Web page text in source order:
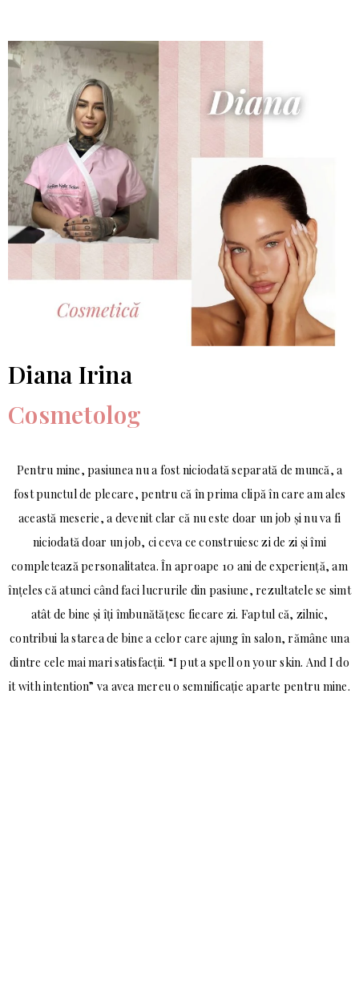
Diana Irina
Cosmetolog
Pentru mine, pasiunea nu a fost niciodată separată de muncă, a
fost punctul de plecare, pentru că în prima clipă în care am ales
această meserie, a devenit clar că nu este doar un job și nu va fi
niciodată doar un job, ci ceva ce construiesc zi de zi și îmi
completează personalitatea. În aproape 10 ani de experiență, am
înțeles că atunci când faci lucrurile din pasiune, rezultatele se simt
atât de bine și îți îmbunătățesc fiecare zi. Faptul că, zilnic,
contribui la starea de bine a celor care ajung în salon, rămâne una
dintre cele mai mari satisfacții. “I put a spell on your skin. And I do
it with intention” va avea mereu o semnificație aparte pentru mine.